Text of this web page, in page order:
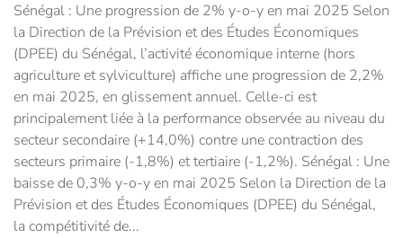
Sénégal : Une progression de 2% y-o-y en mai 2025 Selon
la Direction de la Prévision et des Études Économiques
(DPEE) du Sénégal, l’activité économique interne (hors
agriculture et sylviculture) affiche une progression de 2,2%
en mai 2025, en glissement annuel. Celle-ci est
principalement liée à la performance observée au niveau du
secteur secondaire (+14,0%) contre une contraction des
secteurs primaire (-1,8%) et tertiaire (-1,2%). Sénégal : Une
baisse de 0,3% y-o-y en mai 2025 Selon la Direction de la
Prévision et des Études Économiques (DPEE) du Sénégal,
la compétitivité de...